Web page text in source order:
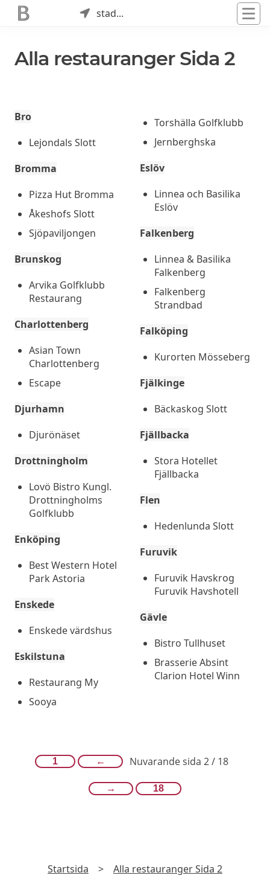
stad...
Alla restauranger Sida 2
Bro
Lejondals Slott
Bromma
Pizza Hut Bromma
Åkeshofs Slott
Sjöpaviljongen
Brunskog
Arvika Golfklubb
Restaurang
Charlottenberg
Asian Town
Charlottenberg
Escape
Djurhamn
Djurönäset
Drottningholm
Lovö Bistro Kungl.
Drottningholms
Golfklubb
Enköping
Best Western Hotel
Park Astoria
Enskede
Enskede värdshus
Eskilstuna
Restaurang My
Sooya
Torshälla Golfklubb
Jernberghska
Eslöv
Linnea och Basilika
Eslöv
Falkenberg
Linnea & Basilika
Falkenberg
Falkenberg
Strandbad
Falköping
Kurorten Mösseberg
Fjälkinge
Bäckaskog Slott
Fjällbacka
Stora Hotellet
Fjällbacka
Flen
Hedenlunda Slott
Furuvik
Furuvik Havskrog
Furuvik Havshotell
Gävle
Bistro Tullhuset
Brasserie Absint
Clarion Hotel Winn
1 ← Nuvarande sida 2 / 18
→ 18
Prenumerera gärna på erbjudanden från